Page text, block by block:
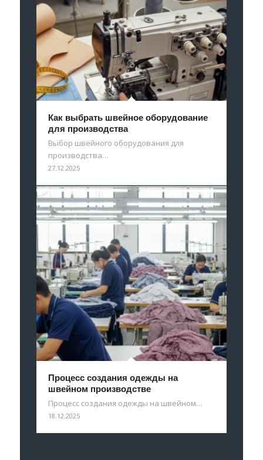
Как выбрать швейное оборудование
для производства
Выбор швейного оборудования для
производства…
27.12.2025
Процесс создания одежды на
швейном производстве
Процесс создания одежды на швейном…
18.12.2025